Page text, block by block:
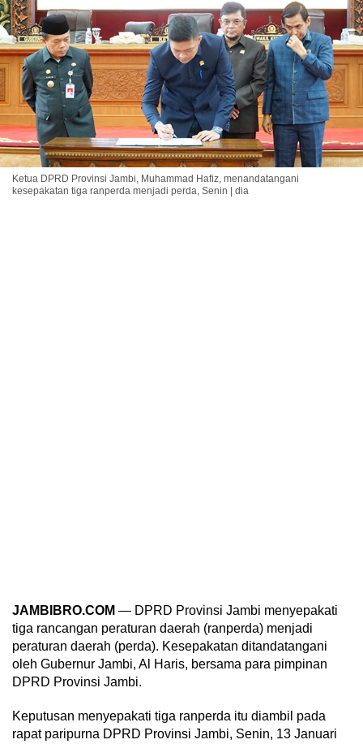
Ketua DPRD Provinsi Jambi, Muhammad Hafiz, menandatangani
kesepakatan tiga ranperda menjadi perda, Senin | dia
JAMBIBRO.COM — DPRD Provinsi Jambi menyepakati
tiga rancangan peraturan daerah (ranperda) menjadi
peraturan daerah (perda). Kesepakatan ditandatangani
oleh Gubernur Jambi, Al Haris, bersama para pimpinan
DPRD Provinsi Jambi.
Keputusan menyepakati tiga ranperda itu diambil pada
rapat paripurna DPRD Provinsi Jambi, Senin, 13 Januari